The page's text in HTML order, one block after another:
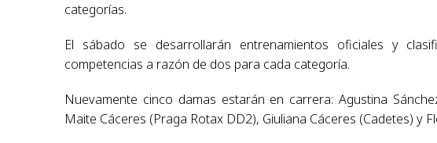
categorías.
El sábado se desarrollarán entrenamientos oficiales y
competencias a razón de dos para cada categoría.
Nuevamente cinco damas estarán en carrera: Agustina
Maite Cáceres (Praga Rotax DD2), Giuliana Cáceres (Cadetes) y